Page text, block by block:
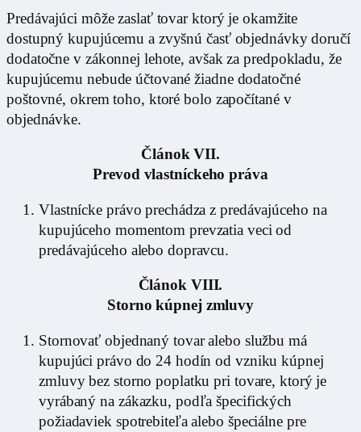
Predávajúci môže zaslať tovar ktorý je okamžite
dostupný kupujúcemu a zvyšnú časť objednávky doručí
dodatočne v zákonnej lehote, avšak za predpokladu, že
kupujúcemu nebude účtované žiadne dodatočné
poštovné, okrem toho, ktoré bolo započítané v
objednávke.
Článok VII.
Prevod vlastníckeho práva
Vlastnícke právo prechádza z predávajúceho na
kupujúceho momentom prevzatia veci od
predávajúceho alebo dopravcu.
Článok VIII.
Storno kúpnej zmluvy
Stornovať objednaný tovar alebo službu má
kupujúci právo do 24 hodín od vzniku kúpnej
zmluvy bez storno poplatku pri tovare, ktorý je
vyrábaný na zákazku, podľa špecifických
požiadaviek spotrebiteľa alebo špeciálne pre